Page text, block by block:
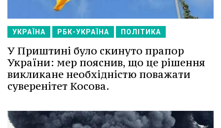
УКРАЇНА РБК-УКРАЇНА ПОЛІТИКА
У Приштині було скинуто прапор
України: мер пояснив, що це рішення
викликане необхідністю поважати
суверенітет Косова.